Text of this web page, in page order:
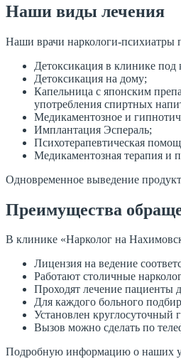
Наши виды лечения
Наши врачи наркологи-психиатры
Детоксикация в клинике под
Детоксикация на дому;
Капельница с японским
употребления спиртных
Медикаментозное и
Имплантация Эспераль;
Психотерапевтическая
Медикаментозная терапия и
Одновременное выведение
Преимущества
В клинике «Нарколог на
Лицензия на ведение
Работают столичные
Проходят лечение пациенты
Для каждого больного
Установлен круглосуточный
Вызов можно сделать по
Подробную информацию о наших